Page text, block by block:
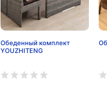
Обеденный комплект
YOUZHITENG